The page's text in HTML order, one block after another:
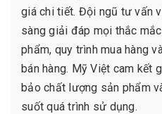
giá chi tiết. Đội ngũ tư vấn
sàng giải đáp mọi thắc
phẩm, quy trình mua hàng
bán hàng. Mỹ Việt cam kết
bảo chất lượng sản phẩm
suốt quá trình sử dụng.